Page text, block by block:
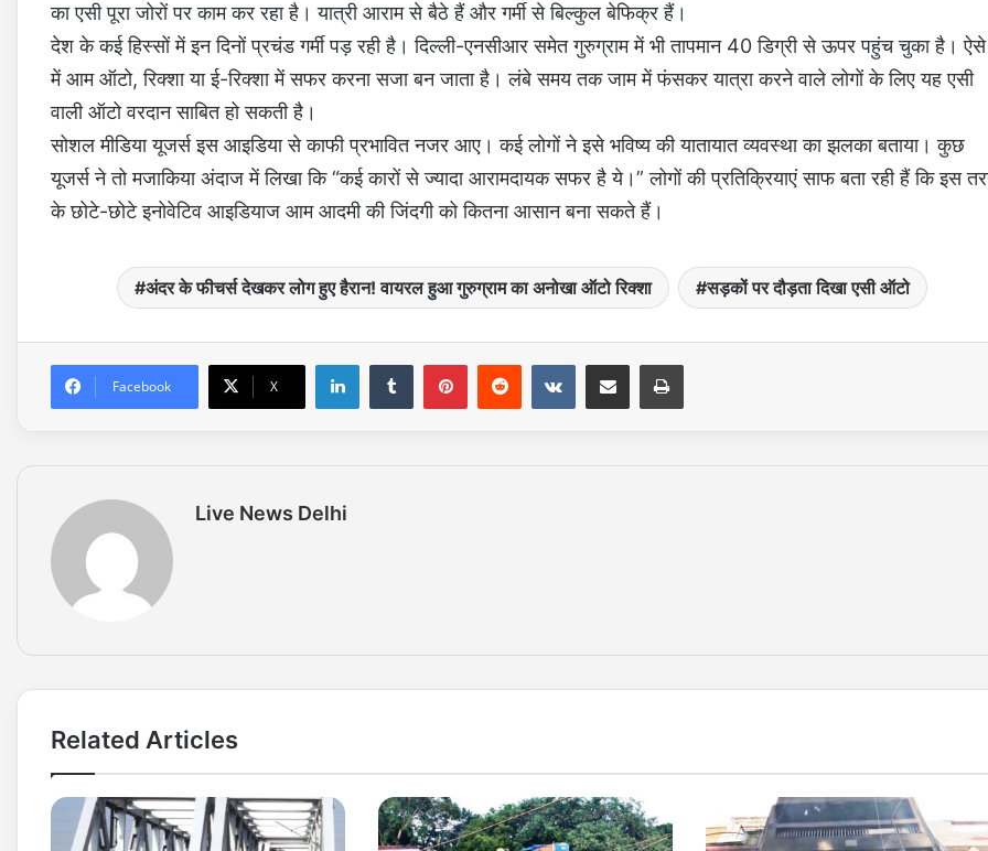
का एसी पूरा जोरों पर काम कर रहा है। यात्री आराम से बैठे हैं और गर्मी से बिल्कुल बेफिक्र हैं।
देश के कई हिस्सों में इन दिनों प्रचंड गर्मी पड़ रही है। दिल्ली-एनसीआर समेत गुरुग्राम में भी तापमान 40 डिग्री से ऊपर पहुंच चुका है। ऐसे
में आम ऑटो, रिक्शा या ई-रिक्शा में सफर करना सजा बन जाता है। लंबे समय तक जाम में फंसकर यात्रा करने वाले लोगों के लिए यह एसी
वाली ऑटो वरदान साबित हो सकती है।
सोशल मीडिया यूजर्स इस आइडिया से काफी प्रभावित नजर आए। कई लोगों ने इसे भविष्य की यातायात व्यवस्था का झलका बताया। कुछ
यूजर्स ने तो मजाकिया अंदाज में लिखा कि “कई कारों से ज्यादा आरामदायक सफर है ये।” लोगों की प्रतिक्रियाएं साफ बता रही हैं कि इस
के छोटे-छोटे इनोवेटिव आइडियाज आम आदमी की जिंदगी को कितना आसान बना सकते हैं।
अंदर के फीचर्स देखकर लोग हुए हैरान! वायरल हुआ गुरुग्राम का अनोखा ऑटो रिक्शा सड़कों पर दौड़ता दिखा एसी ऑटो
Facebook X
Live News Delhi
Related Articles